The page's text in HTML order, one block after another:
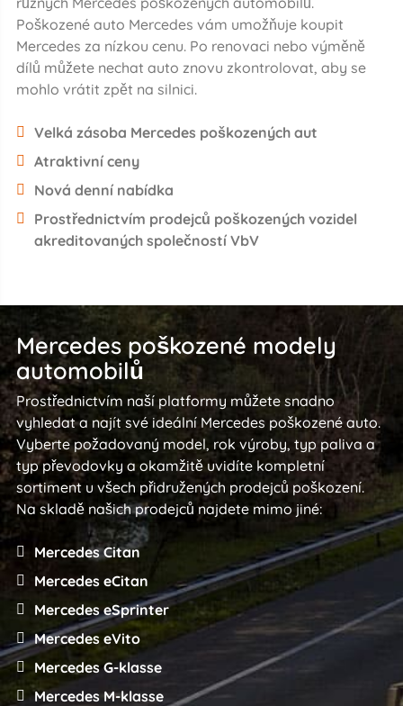
Poškozené auto Mercedes vám umožňuje koupit
Mercedes za nízkou cenu. Po renovaci nebo výměně
dílů můžete nechat auto znovu zkontrolovat, aby se
mohlo vrátit zpět na silnici.
Velká zásoba Mercedes poškozených aut
Atraktivní ceny
Nová denní nabídka
Prostřednictvím prodejců poškozených vozidel
akreditovaných společností VbV
Mercedes poškozené modely
automobilů
Prostřednictvím naší platformy můžete snadno
vyhledat a najít své ideální Mercedes poškozené auto.
Vyberte požadovaný model, rok výroby, typ paliva a
typ převodovky a okamžitě uvidíte kompletní
sortiment u všech přidružených prodejců poškození.
Na skladě našich prodejců najdete mimo jiné:
Mercedes Citan
Mercedes eCitan
Mercedes eSprinter
Mercedes eVito
Mercedes G-klasse
Mercedes M-klasse